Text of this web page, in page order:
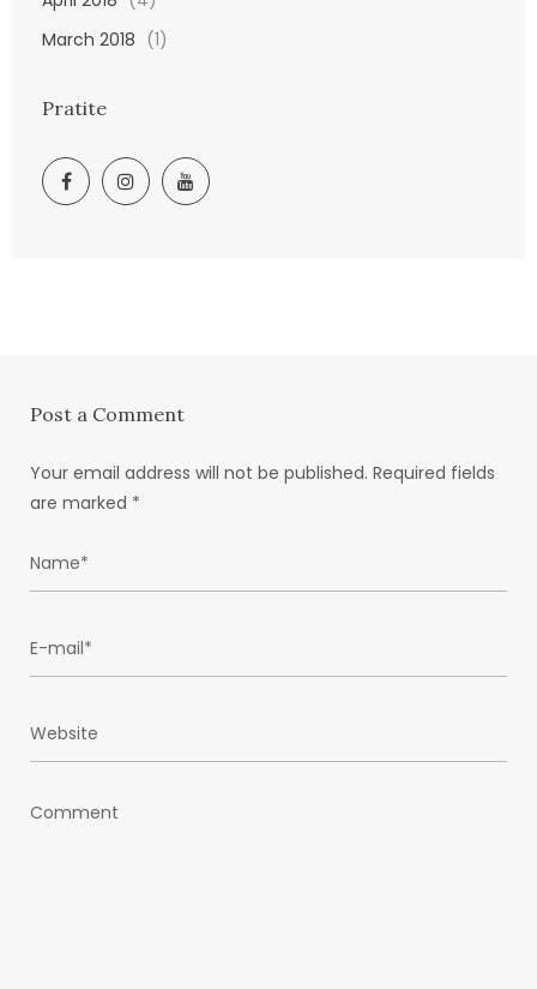
March 2018 (1)
Pratite
Post a Comment
Your email address will not be published. Required fields
are marked *